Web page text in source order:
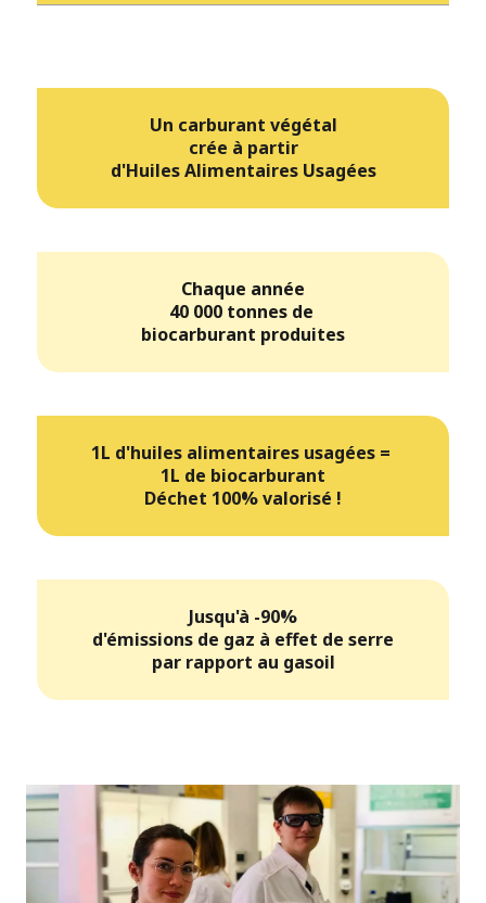
Un carburant végétal
crée à partir
d'Huiles Alimentaires Usagées
Chaque année
40 000 tonnes de
biocarburant produites
1L d'huiles alimentaires usagées =
1L de biocarburant
Déchet 100% valorisé !
Jusqu'à -90%
d'émissions de gaz à effet de serre
par rapport au gasoil